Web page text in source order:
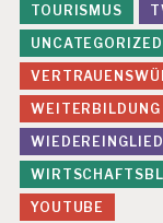
TOURISMUS
UNCATEGORIZED
WEITERBILDUNG
YOUTUBE